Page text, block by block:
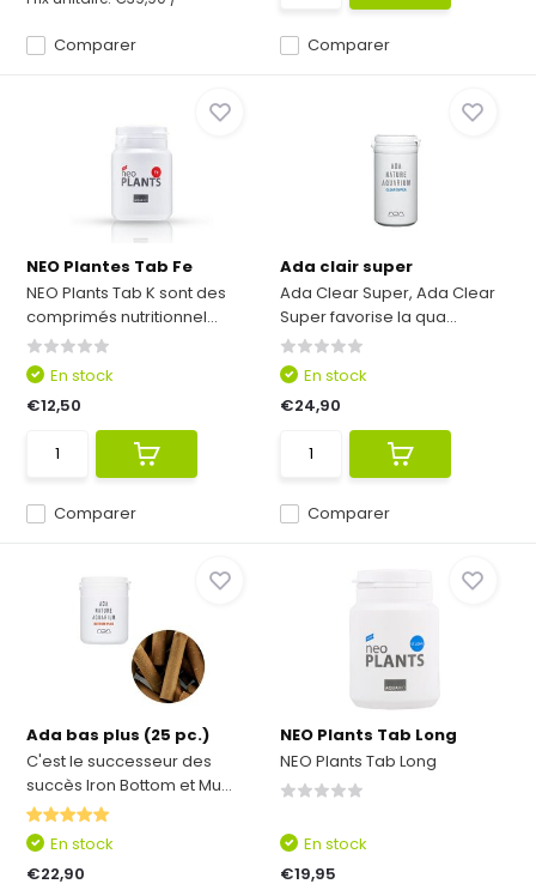
Comparer Comparer
NEO Plantes Tab Fe
NEO Plants Tab K sont des
comprimés nutritionnel...
Comparer
En stock
€12,50
Ada clair super
Ada Clear Super, Ada Clear
Super favorise la qua...
Comparer
En stock
€24,90
Ada bas plus (25 pc.)
C'est le successeur des
succès Iron Bottom et Mu...
En stock
€22,90
NEO Plants Tab Long
NEO Plants Tab Long
En stock
€19,95